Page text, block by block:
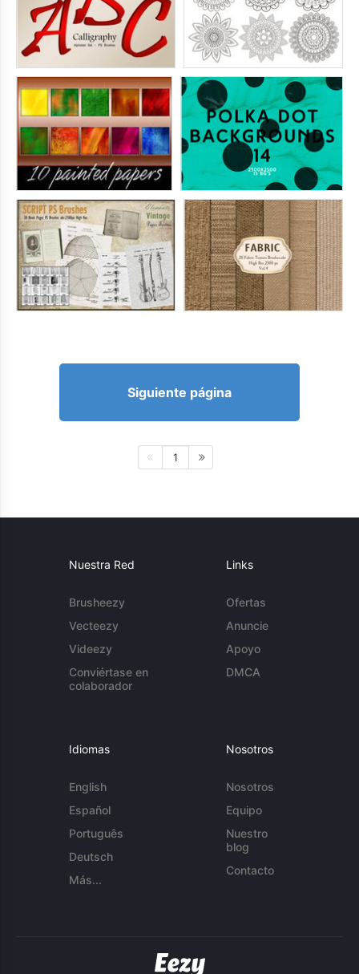
Siguiente página
1
Nuestra Red
Brusheezy
Vecteezy
Videezy
Conviértase en
colaborador
Links
Ofertas
Anuncie
Apoyo
DMCA
Idiomas
English
Español
Português
Deutsch
Más...
Nosotros
Nosotros
Equipo
Nuestro
blog
Contacto